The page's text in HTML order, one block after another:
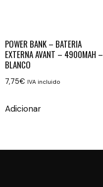
POWER BANK – BATERIA
EXTERNA AVANT – 4900MAH –
BLANCO
7,75€ IVA incluido
Adicionar